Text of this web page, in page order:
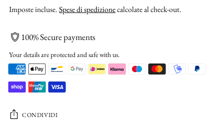
Imposte incluse.Spese di spedizionecalcolate al check-out.
100% Secure payments
Your details are protected and safe with us.
CONDIVIDI